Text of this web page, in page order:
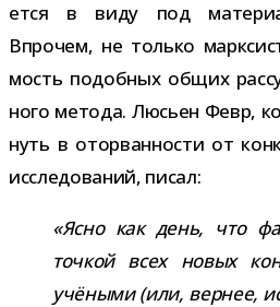
ется в виду под
Впрочем, не только
мость подоб­ных общих
ного метода. Люсьен Февр,
нуть в ото­рван­но­сти от
иссле­до­ва­ний, писал:
«Ясно как день, что
точ­кой всех новых
учё­ными (или, вер­нее,